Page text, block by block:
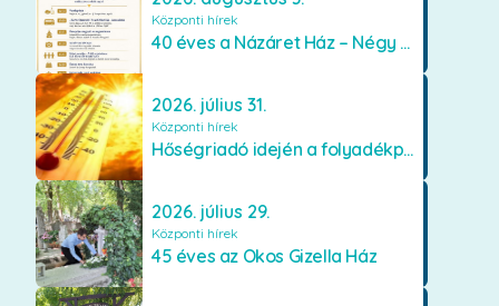
Központi hírek
40 éves a Názáret Ház – Négy évtized szeretetben és gondoskodásban
2026. július 31.
Központi hírek
Hőségriadó idején a folyadékpótlás életet menthet
2026. július 29.
Központi hírek
45 éves az Okos Gizella Ház